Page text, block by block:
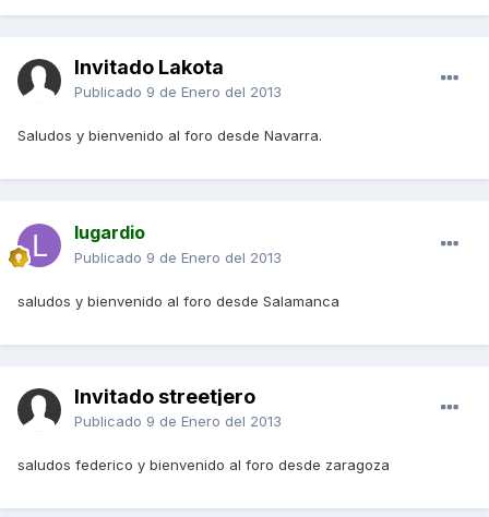
Invitado Lakota
Publicado 9 de Enero del 2013
Saludos y bienvenido al foro desde Navarra.
lugardio
Publicado 9 de Enero del 2013
saludos y bienvenido al foro desde Salamanca
Invitado streetjero
Publicado 9 de Enero del 2013
saludos federico y bienvenido al foro desde zaragoza